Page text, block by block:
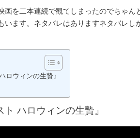
画を二本連続で観てしまったのでちゃん
います。ネタバレはありますネタバレし
ロウィンの生贄』
ト ハロウィンの生贄』